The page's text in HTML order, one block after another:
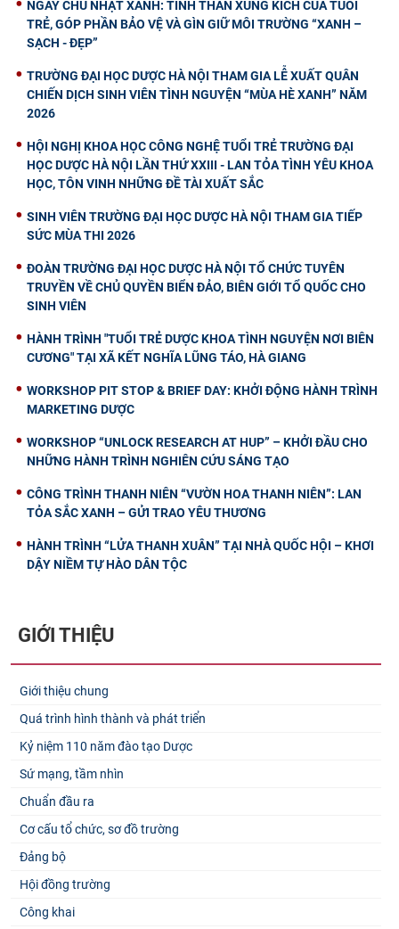
NGÀY CHỦ NHẬT XANH: TINH THẦN XUNG KÍCH CỦA TUỔI
TRẺ, GÓP PHẦN BẢO VỆ VÀ GÌN GIỮ MÔI TRƯỜNG “XANH –
SẠCH - ĐẸP”
TRƯỜNG ĐẠI HỌC DƯỢC HÀ NỘI THAM GIA LỄ XUẤT QUÂN
CHIẾN DỊCH SINH VIÊN TÌNH NGUYỆN “MÙA HÈ XANH” NĂM
2026
HỘI NGHỊ KHOA HỌC CÔNG NGHỆ TUỔI TRẺ TRƯỜNG ĐẠI
HỌC DƯỢC HÀ NỘI LẦN THỨ XXIII - LAN TỎA TÌNH YÊU KHOA
HỌC, TÔN VINH NHỮNG ĐỀ TÀI XUẤT SẮC
SINH VIÊN TRƯỜNG ĐẠI HỌC DƯỢC HÀ NỘI THAM GIA TIẾP
SỨC MÙA THI 2026
ĐOÀN TRƯỜNG ĐẠI HỌC DƯỢC HÀ NỘI TỔ CHỨC TUYÊN
TRUYỀN VỀ CHỦ QUYỀN BIỂN ĐẢO, BIÊN GIỚI TỔ QUỐC CHO
SINH VIÊN
HÀNH TRÌNH "TUỔI TRẺ DƯỢC KHOA TÌNH NGUYỆN NƠI BIÊN
CƯƠNG" TẠI XÃ KẾT NGHĨA LŨNG TÁO, HÀ GIANG
WORKSHOP PIT STOP & BRIEF DAY: KHỞI ĐỘNG HÀNH TRÌNH
MARKETING DƯỢC
WORKSHOP “UNLOCK RESEARCH AT HUP” – KHỞI ĐẦU CHO
NHỮNG HÀNH TRÌNH NGHIÊN CỨU SÁNG TẠO
CÔNG TRÌNH THANH NIÊN “VƯỜN HOA THANH NIÊN”: LAN
TỎA SẮC XANH – GỬI TRAO YÊU THƯƠNG
HÀNH TRÌNH “LỬA THANH XUÂN” TẠI NHÀ QUỐC HỘI – KHƠI
DẬY NIỀM TỰ HÀO DÂN TỘC
GIỚI THIỆU
Giới thiệu chung
Quá trình hình thành và phát triển
Kỷ niệm 110 năm đào tạo Dược
Sứ mạng, tầm nhìn
Chuẩn đầu ra
Cơ cấu tổ chức, sơ đồ trường
Đảng bộ
Hội đồng trường
Công khai